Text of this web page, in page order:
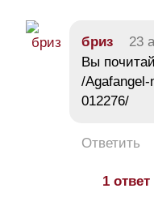
бриз 23
Вы
/
012276/
Ответить
1